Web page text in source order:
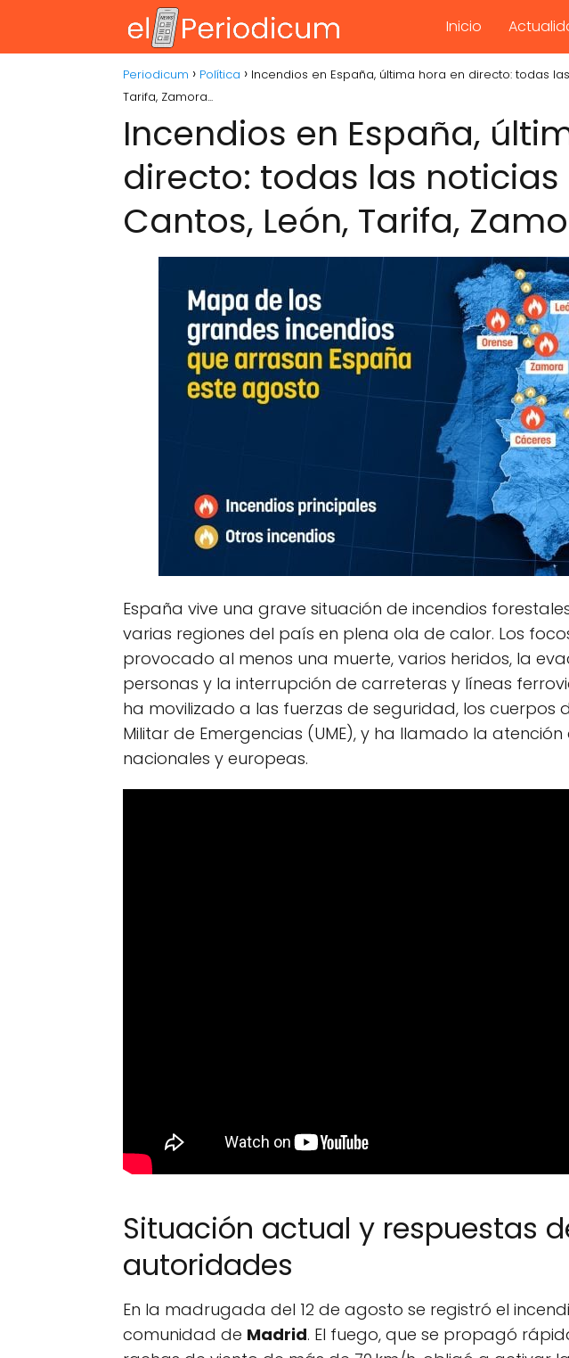
Inicio
Periodicum Política
Incendios en España, última hora en directo: todas
Tarifa, Zamora...
Incendios en España,
directo: todas las noticias
Cantos, León, Tarifa,
España vive una grave situación de incendios
varias regiones del país en plena ola de calor. Los
provocado al menos una muerte, varios heridos, la
personas y la interrupción de carreteras y líneas
ha movilizado a las fuerzas de seguridad, los cuerpos
Militar de Emergencias (UME), y ha llamado la
nacionales y europeas.
Situación actual y respuestas
autoridades
En la madrugada del 12 de agosto se registró el
comunidad de Madrid. El fuego, que se propagó